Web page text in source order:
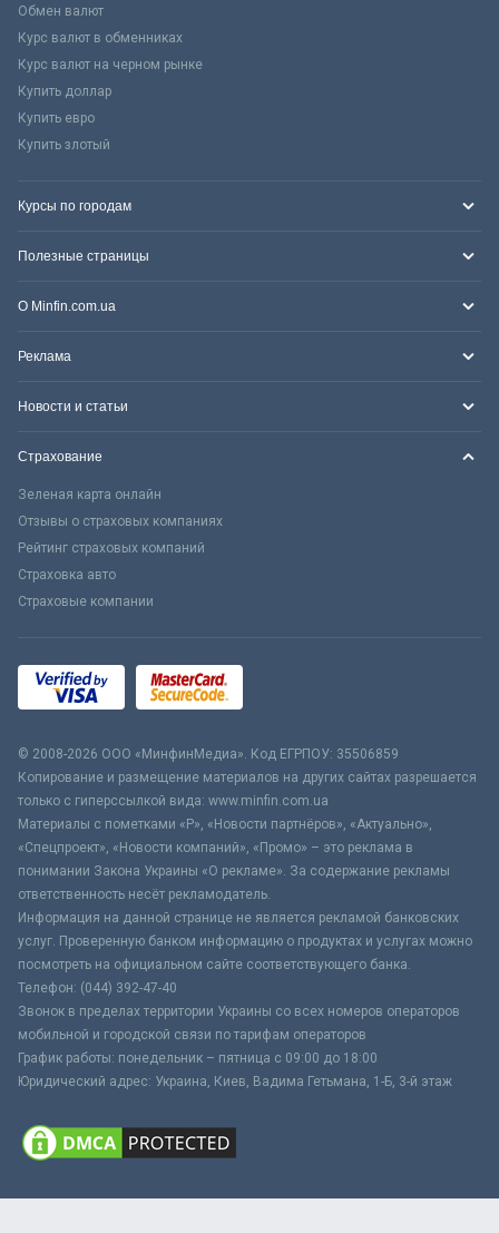
Обмен валют
Курс валют в обменниках
Курс валют на черном рынке
Купить доллар
Купить евро
Купить злотый
Курсы по городам
Полезные страницы
О Minfin.com.ua
Реклама
Новости и статьи
Страхование
Зеленая карта онлайн
Отзывы о страховых компаниях
Рейтинг страховых компаний
Страховка авто
Страховые компании
© 2008-2026 ООО «МинфинМедиа». Код ЕГРПОУ: 35506859
Копирование и размещение материалов на других сайтах разрешается
только с гиперссылкой вида: www.minfin.com.ua
Материалы с пометками «Р», «Новости партнёров», «Актуально»,
«Спецпроект», «Новости компаний», «Промо» – это реклама в
понимании Закона Украины «О рекламе». За содержание рекламы
ответственность несёт рекламодатель.
Информация на данной странице не является рекламой банковских
услуг. Проверенную банком информацию о продуктах и услугах можно
посмотреть на официальном сайте соответствующего банка.
Телефон: (044) 392-47-40
Звонок в пределах территории Украины со всех номеров операторов
мобильной и городской связи по тарифам операторов
График работы: понедельник – пятница с 09:00 до 18:00
Юридический адрес: Украина, Киев, Вадима Гетьмана, 1-Б, 3-й этаж